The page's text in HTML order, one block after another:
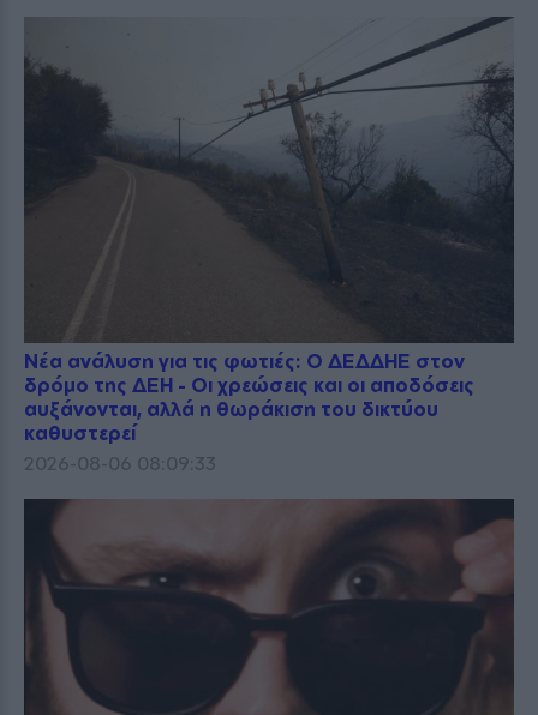
Νέα ανάλυση για τις φωτιές: Ο ΔΕΔΔΗΕ στον
δρόμο της ΔΕΗ - Οι χρεώσεις και οι αποδόσεις
αυξάνονται, αλλά η θωράκιση του δικτύου
καθυστερεί
2026-08-06 08:09:33